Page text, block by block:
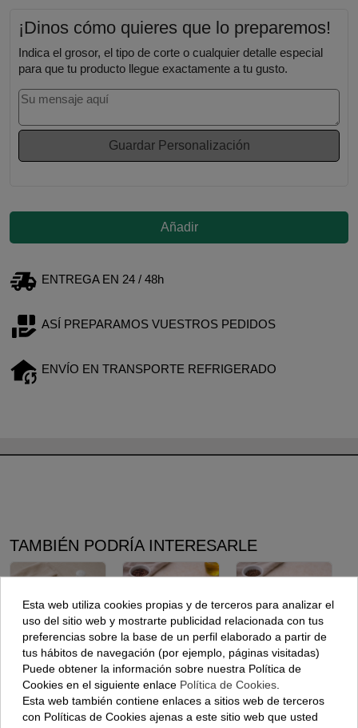
¡Dinos cómo quieres que lo preparemos!
Indica el grosor, el tipo de corte o cualquier detalle especial
para que tu producto llegue exactamente a tu gusto.
Guardar Personalización
Añadir
ENTREGA EN 24 / 48h
ASÍ PREPARAMOS VUESTROS PEDIDOS
ENVÍO EN TRANSPORTE REFRIGERADO
TAMBIÉN PODRÍA INTERESARLE
SÓLO EN LA
COMUNIDAD DE
Alas De Pollo
Blanco (6
Piezas)
Cuellos De
Pollo- (500
Gramos)
Mollejas De
Pollo Blanco-
(500 Gramos
Aprox)
Esta web utiliza cookies propias y de terceros para analizar el
uso del sitio web y mostrarte publicidad relacionada con tus
preferencias sobre la base de un perfil elaborado a partir de
tus hábitos de navegación (por ejemplo, páginas visitadas)
Puede obtener la información sobre nuestra Política de
Cookies en el siguiente enlace Política de Cookies
Esta web también contiene enlaces a sitios web de terceros
con Políticas de Cookies ajenas a este sitio web que usted